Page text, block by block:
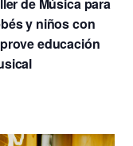
de Música para
y niños con
educación